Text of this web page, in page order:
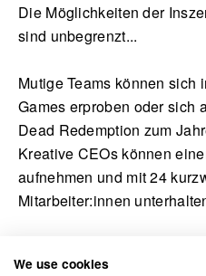
Die Möglichkeiten der
sind unbegrenzt...
Mutige Teams können
Games erproben oder sich
Dead Redemption zum
Kreative CEOs können
aufnehmen und mit 24
Mitarbeiter:innen
in Budget und Timing.
We use cookies